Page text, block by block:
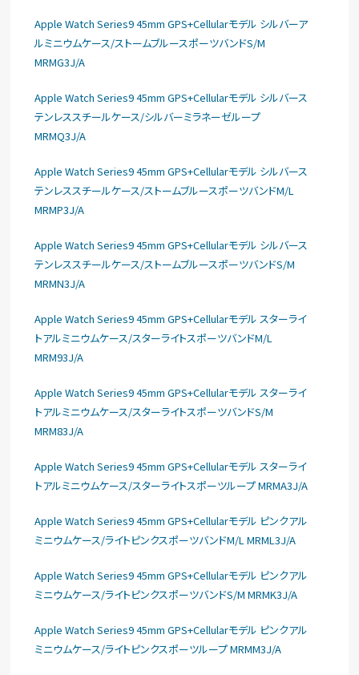
Apple Watch Series9 45mm GPS+Cellularモデル シルバーア
ルミニウムケース/ストームブルースポーツバンドS/M
MRMG3J/A
Apple Watch Series9 45mm GPS+Cellularモデル シルバース
テンレススチールケース/シルバーミラネーゼループ
MRMQ3J/A
Apple Watch Series9 45mm GPS+Cellularモデル シルバース
テンレススチールケース/ストームブルースポーツバンドM/L
MRMP3J/A
Apple Watch Series9 45mm GPS+Cellularモデル シルバース
テンレススチールケース/ストームブルースポーツバンドS/M
MRMN3J/A
Apple Watch Series9 45mm GPS+Cellularモデル スターライ
トアルミニウムケース/スターライトスポーツバンドM/L
MRM93J/A
Apple Watch Series9 45mm GPS+Cellularモデル スターライ
トアルミニウムケース/スターライトスポーツバンドS/M
MRM83J/A
Apple Watch Series9 45mm GPS+Cellularモデル スターライ
トアルミニウムケース/スターライトスポーツループ MRMA3J/A
Apple Watch Series9 45mm GPS+Cellularモデル ピンクアル
ミニウムケース/ライトピンクスポーツバンドM/L MRML3J/A
Apple Watch Series9 45mm GPS+Cellularモデル ピンクアル
ミニウムケース/ライトピンクスポーツバンドS/M MRMK3J/A
Apple Watch Series9 45mm GPS+Cellularモデル ピンクアル
ミニウムケース/ライトピンクスポーツループ MRMM3J/A